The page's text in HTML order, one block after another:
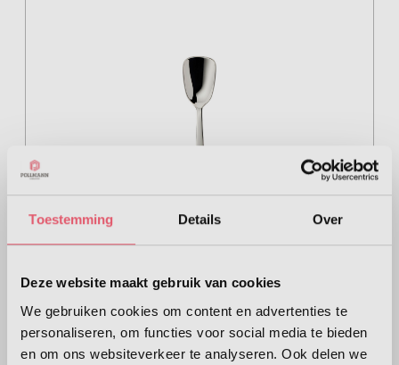
Toestemming Details Over
Deze website maakt gebruik van cookies
We gebruiken cookies om content en advertenties te
personaliseren, om functies voor social media te bieden
en om ons websiteverkeer te analyseren. Ook delen we
ROBBE & BERKING - Alta 150 -
Suikerschep 14cm